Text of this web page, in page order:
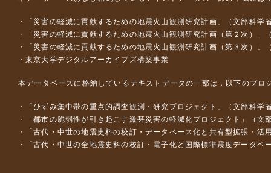
「災害の軽減に貢献するための地震火山観測研究計画」（文部科学
「災害の軽減に貢献するための地震火山観測研究計画（第２次）」
「災害の軽減に貢献するための地震火山観測研究計画（第３次）」
東京大学デジタルアーカイブズ構築事業
本データベースに格納しているテキストデータの一部は，以下のプロ
「ひずみ集中帯の重点的調査観測・研究プロジェクト」（文部科
「都市の脆弱性が引き起こす激甚災害の軽減化プロジェクト」（
「古代・中世の地震史料の校訂・データベース化と共有型拡張・
「古代・中世の全地震史料の校訂・電子化と国際標準震度データ